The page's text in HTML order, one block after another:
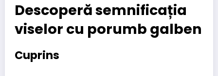
Descoperă semnificația
viselor cu porumb galben
Cuprins